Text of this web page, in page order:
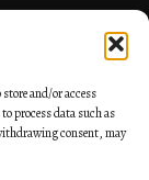
and/or access
process data such as
consent, may